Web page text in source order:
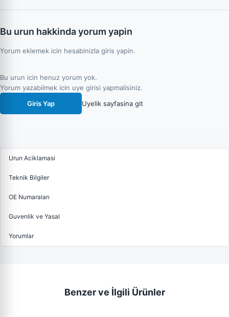
Bu urun hakkinda yorum yapin
Yorum eklemek icin hesabinizla giris yapin.
Bu urun icin henuz yorum yok.
Yorum yazabilmek icin uye girisi yapmalisiniz.
Giris Yap
Uyelik sayfasina git
Urun Aciklamasi
Teknik Bilgiler
OE Numaraları
Guvenlik ve Yasal
Yorumlar
Benzer ve İlgili Ürünler